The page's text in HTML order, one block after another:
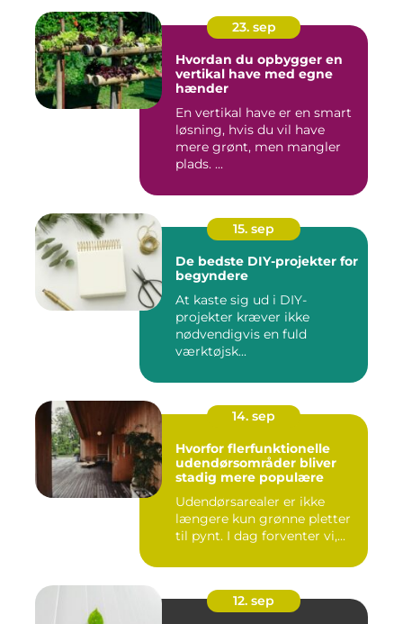
23. sep
Hvordan du opbygger en
vertikal have med egne
hænder
En vertikal have er en smart
løsning, hvis du vil have
mere grønt, men mangler
plads. ...
15. sep
De bedste DIY-projekter for
begyndere
At kaste sig ud i DIY-
projekter kræver ikke
nødvendigvis en fuld
værktøjsk...
14. sep
Hvorfor flerfunktionelle
udendørsområder bliver
stadig mere populære
Udendørsarealer er ikke
længere kun grønne pletter
til pynt. I dag forventer vi,...
12. sep